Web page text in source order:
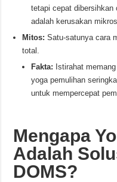
tetapi cepat dibersihkan
adalah kerusakan
Mitos: Satu-satunya cara
total.
Fakta: Istirahat
yoga pemulihan
untuk mempercepat
Mengapa
Adalah
DOMS?